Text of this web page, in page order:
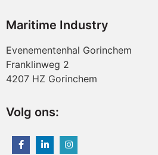
Maritime Industry
Evenementenhal Gorinchem
Franklinweg 2
4207 HZ Gorinchem
Volg ons: